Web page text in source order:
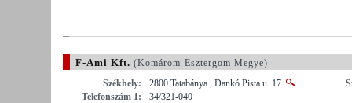
F-Ami Kft. (Komárom-Esztergom Megye)
Székhely:
2800 Tatabánya , Dankó Pista u. 17.
Telefonszám 1:
34/321-040